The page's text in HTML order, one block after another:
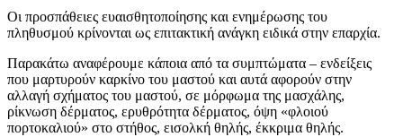
Οι προσπάθειες ευαισθητοποίησης και ενημέρωσης του
πληθυσμού κρίνονται ως επιτακτική ανάγκη ειδικά στην επαρχία.
Παρακάτω αναφέρουμε κάποια από τα συμπτώματα – ενδείξεις
που μαρτυρούν καρκίνο του μαστού και αυτά αφορούν στην
αλλαγή σχήματος του μαστού, σε μόρφωμα της μασχάλης,
ρίκνωση δέρματος, ερυθρότητα δέρματος, όψη «φλοιού
πορτοκαλιού» στο στήθος, εισολκή θηλής, έκκριμα θηλής.